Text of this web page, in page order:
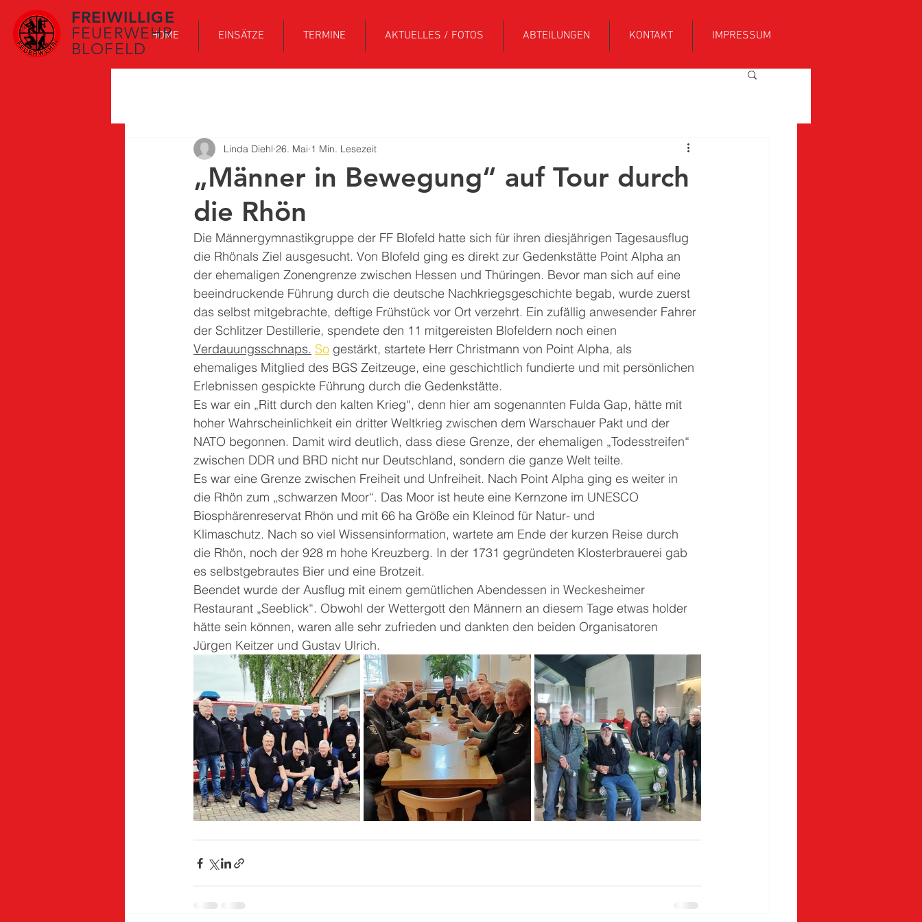
FREIWILLIGE
FEUERWEHR
BLOFELD
HOME EINSÄTZE TERMINE AKTUELLES / FOTOS ABTEILUNGEN KONTAKT IMPRESSUM
„Männer in Bewegung“ auf Tour durch
die Rhön
Linda Diehl 26. Mai 1 Min. Lesezeit
Die Männergymnastikgruppe der FF Blofeld hatte sich für ihren diesjährigen Tagesausflug
die Rhönals Ziel ausgesucht. Von Blofeld ging es direkt zur Gedenkstätte Point Alpha an
der ehemaligen Zonengrenze zwischen Hessen und Thüringen. Bevor man sich auf eine
beeindruckende Führung durch die deutsche Nachkriegsgeschichte begab, wurde zuerst
das selbst mitgebrachte, deftige Frühstück vor Ort verzehrt. Ein zufällig anwesender Fahrer
der Schlitzer Destillerie, spendete den 11 mitgereisten Blofeldern noch einen
Verdauungsschnaps. So gestärkt, startete Herr Christmann von Point Alpha, als
ehemaliges Mitglied des BGS Zeitzeuge, eine geschichtlich fundierte und mit persönlichen
Erlebnissen gespickte Führung durch die Gedenkstätte.
Es war ein „Ritt durch den kalten Krieg“, denn hier am sogenannten Fulda Gap, hätte mit
hoher Wahrscheinlichkeit ein dritter Weltkrieg zwischen dem Warschauer Pakt und der
NATO begonnen. Damit wird deutlich, dass diese Grenze, der ehemaligen „Todesstreifen“
zwischen DDR und BRD nicht nur Deutschland, sondern die ganze Welt teilte.
Es war eine Grenze zwischen Freiheit und Unfreiheit. Nach Point Alpha ging es weiter in
die Rhön zum „schwarzen Moor“. Das Moor ist heute eine Kernzone im UNESCO
Biosphärenreservat Rhön und mit 66 ha Größe ein Kleinod für Natur- und
Klimaschutz. Nach so viel Wissensinformation, wartete am Ende der kurzen Reise durch
die Rhön, noch der 928 m hohe Kreuzberg. In der 1731 gegründeten Klosterbrauerei gab
es selbstgebrautes Bier und eine Brotzeit.
Beendet wurde der Ausflug mit einem gemütlichen Abendessen in Weckesheimer
Restaurant „Seeblick“. Obwohl der Wettergott den Männern an diesem Tage etwas holder
hätte sein können, waren alle sehr zufrieden und dankten den beiden Organisatoren
Jürgen Keitzer und Gustav Ulrich.